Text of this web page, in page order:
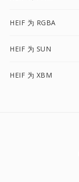
HEIF 为 RGBA
HEIF 为 SUN
HEIF 为 XBM